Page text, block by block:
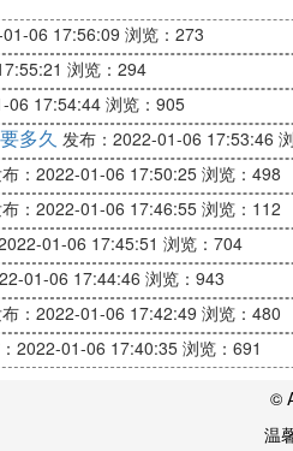
达一环路北三段站
站
到达锦城广场站
铁2号线，地铁5号线，地
省成都市建成运营的第二条
编组B型列车，标志色为橙
，全长49.018km。其中地
羊区、武侯区、高新区、天
建成运营的第四条地铁线
06 17:56:09 浏览：273
浏览：294
06 17:54:44 浏览：905
多久 发布：2022-01-06 17:53:46
：2022-01-06 17:50:25 浏览：498
：2022-01-06 17:46:55 浏览：112
01-06 17:45:51 浏览：704
01-06 17:44:46 浏览：943
：2022-01-06 17:42:49 浏览：480
2022-01-06 17:40:35 浏览：691
©
温